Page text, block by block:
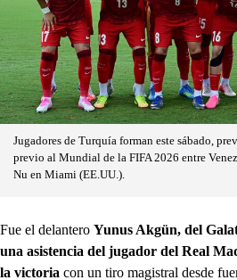
Jugadores de Turquía forman este sábado,
previo al Mundial de la FIFA 2026 entre
Nu en Miami (EE.UU.).
Fue el delantero Yunus Akgün, del
una asistencia del jugador del Real
la victoria con un tiro magistral desde